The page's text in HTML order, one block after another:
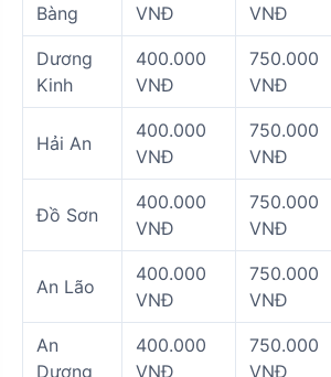
Bàng
VNĐ
VNĐ
Dương
Kinh
400.000
VNĐ
750.000
VNĐ
Hải An
400.000
VNĐ
750.000
VNĐ
Đồ Sơn
400.000
VNĐ
750.000
VNĐ
An Lão
400.000
VNĐ
750.000
VNĐ
An
Dương
400.000
VNĐ
750.000
VNĐ